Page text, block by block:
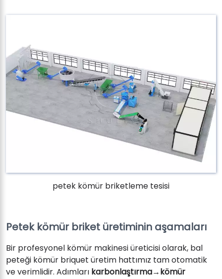
petek kömür briketleme tesisi
Petek kömür briket üretiminin aşamaları
Bir profesyonel kömür makinesi üreticisi olarak, bal
peteği kömür briquet üretim hattımız tam otomatik
ve verimlidir. Adımları karbonlaştırma→kömür